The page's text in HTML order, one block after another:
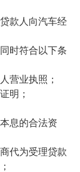
款人向汽车经
时符合以下条
营业执照；
明；
息的合法资
代为受理贷款